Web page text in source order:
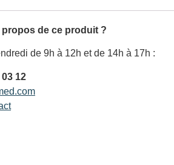
de ce produit ?
de 9h à 12h et de 14h à 17h :
12